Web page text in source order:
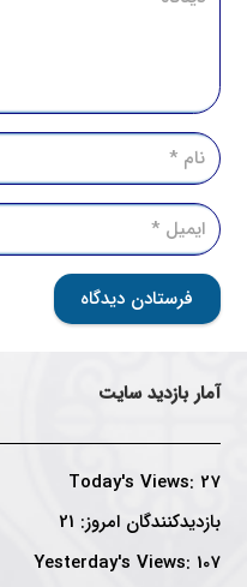
فرستادن دیدگاه
آمار بازدید سایت
Today's Views: 27
بازدیدکنندگان امروز: 21
Yesterday's Views: 107